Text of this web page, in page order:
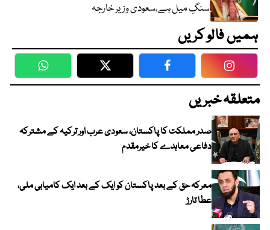
سنگِ میل ہے،سعودی وزیر خارجہ
ہمیں فالو کریں
WhatsApp Twitter Facebook
متعلقہ خبریں
صدر مملکت کا پاکستان، سعودی عرب اور ترکیہ کے مشترکہ
دفاعی معاہدے کا خیرمقدم
معرکہ حق کے بعد پاکستان کو ایک کے بعد ایک کامیابی ملی،
عطا تارڑ